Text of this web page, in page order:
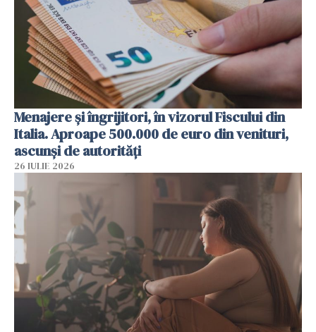
Menajere și îngrijitori, în vizorul Fiscului din
Italia. Aproape 500.000 de euro din venituri,
ascunși de autorități
26 IULIE 2026